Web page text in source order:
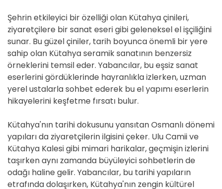
Şehrin etkileyici bir özelliği olan Kütahya çinileri,
ziyaretçilere bir sanat eseri gibi geleneksel el işçiliğini
sunar. Bu güzel çiniler, tarih boyunca önemli bir yere
sahip olan Kütahya seramik sanatının benzersiz
örneklerini temsil eder. Yabancılar, bu eşsiz sanat
eserlerini gördüklerinde hayranlıkla izlerken, uzman
yerel ustalarla sohbet ederek bu el yapımı eserlerin
hikayelerini keşfetme fırsatı bulur.
Kütahya'nın tarihi dokusunu yansıtan Osmanlı dönemi
yapıları da ziyaretçilerin ilgisini çeker. Ulu Camii ve
Kütahya Kalesi gibi mimari harikalar, geçmişin izlerini
taşırken aynı zamanda büyüleyici sohbetlerin de
odağı haline gelir. Yabancılar, bu tarihi yapıların
etrafında dolaşırken, Kütahya'nın zengin kültürel